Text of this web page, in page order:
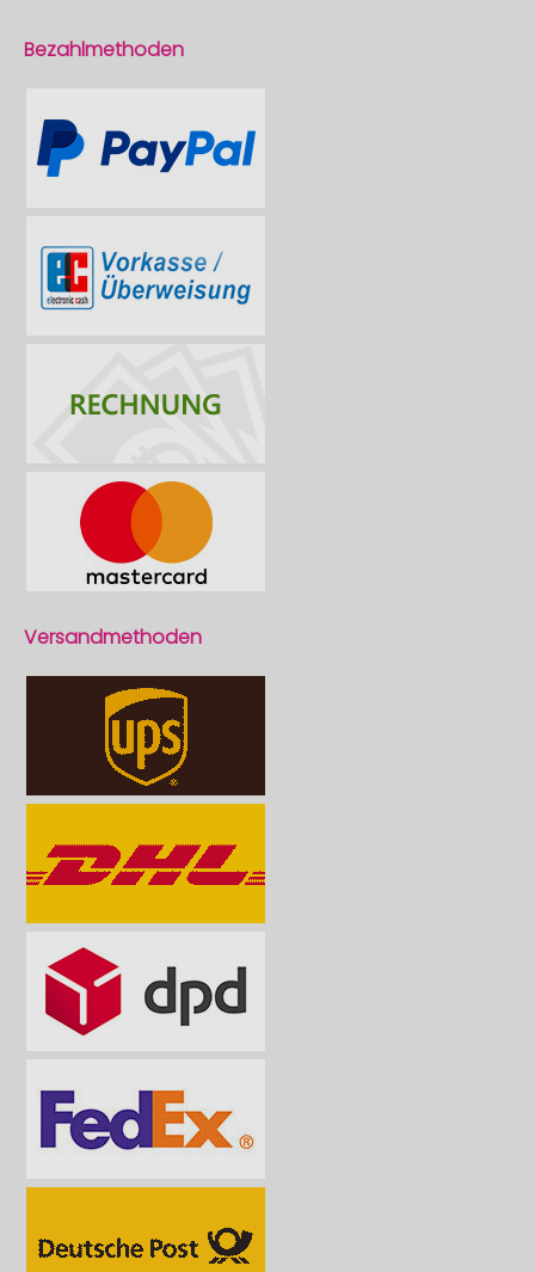
Bezahlmethoden
Versandmethoden